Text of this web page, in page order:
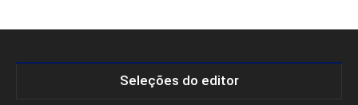
Seleções do editor